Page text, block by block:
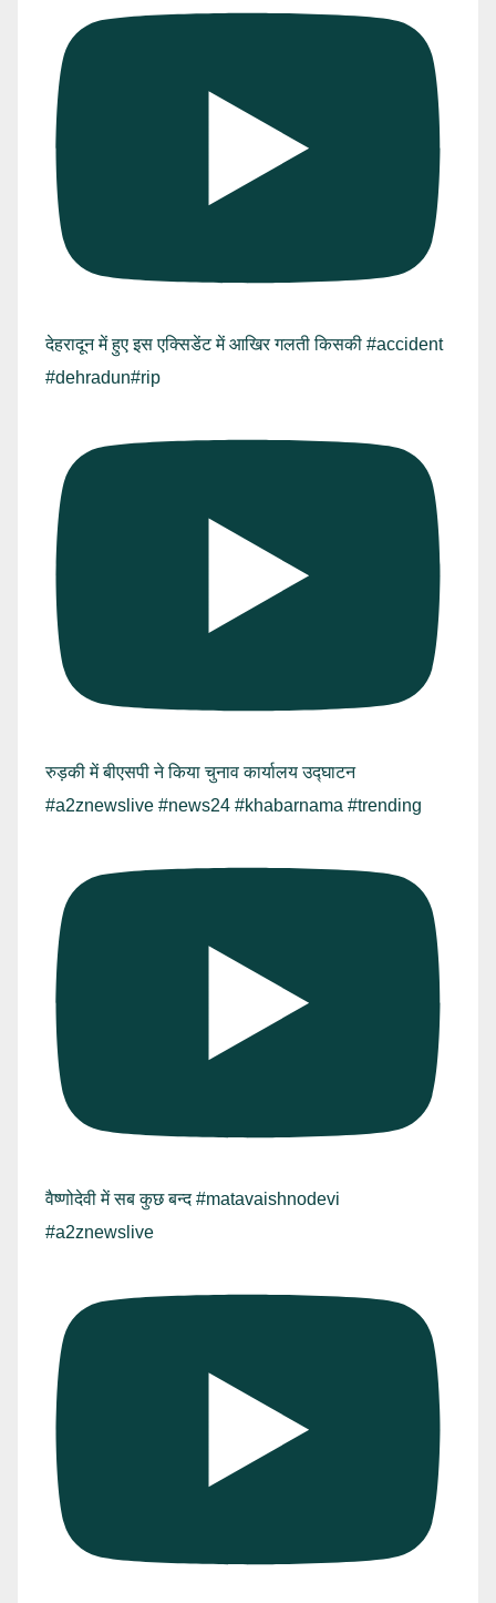
देहरादून में हुए इस एक्सिडेंट में आखिर गलती किसकी #accident
#dehradun#rip
रुड़की में बीएसपी ने किया चुनाव कार्यालय उद्घाटन
#a2znewslive #news24 #khabarnama #trending
वैष्णोदेवी में सब कुछ बन्द #matavaishnodevi
#a2znewslive